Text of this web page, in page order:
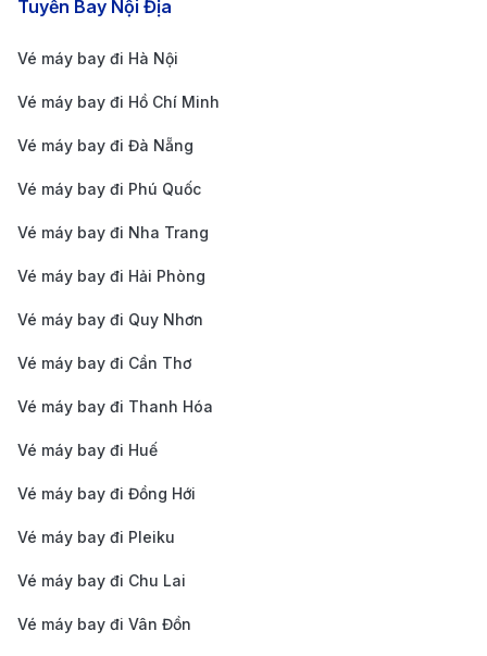
Xe buýt công cộng:
trung tâm Đà Nẵng với sân bay, giá vé từ 8.000 -
20.000 VND/lượt, phù hợp với người muốn tiết
Xe ôm hoặc xe máy cá nhân:
hành lý, bạn có thể chọn xe ôm công nghệ hoặc
tự lái xe máy đến sân bay.
Di chuyển từ sân bay Sendai (SDJ) về
nhanh nhất, chỉ mất 17 - 25 phút từ sân bay đến
ga Sendai, giá vé khoảng 660 JPY (~110.000
VND).
Xe buýt Limousine:
động từ 700 - 1.000 JPY (~120.000 - 170.000
VND).
Tuyến Bay Nội Địa
Vé máy bay đi Hà Nội
Vé máy bay đi Hồ Chí Minh
Vé máy bay đi Đà Nẵng
Vé máy bay đi Phú Quốc
Vé máy bay đi Nha Trang
Vé máy bay đi Hải Phòng
Vé máy bay đi Quy Nhơn
Vé máy bay đi Cần Thơ
Vé máy bay đi Thanh Hóa
Vé máy bay đi Huế
Vé máy bay đi Đồng Hới
Vé máy bay đi Pleiku
Vé máy bay đi Chu Lai
Vé máy bay đi Vân Đồn